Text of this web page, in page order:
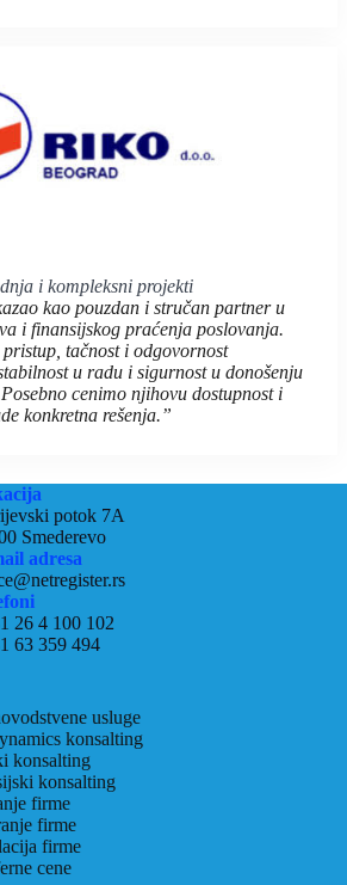
i kompleksni projekti
kao pouzdan i stručan partner u
i finansijskog praćenja poslovanja.
tačnost i odgovornost
u radu i sigurnost u donošenju
cenimo njihovu dostupnost i
konkretna rešenja.”
potok 7A
Smederevo
adresa
26 4 100 102
63 359 494
usluge
konsalting
konsalting
konsalting
firme
firme
firme
cene